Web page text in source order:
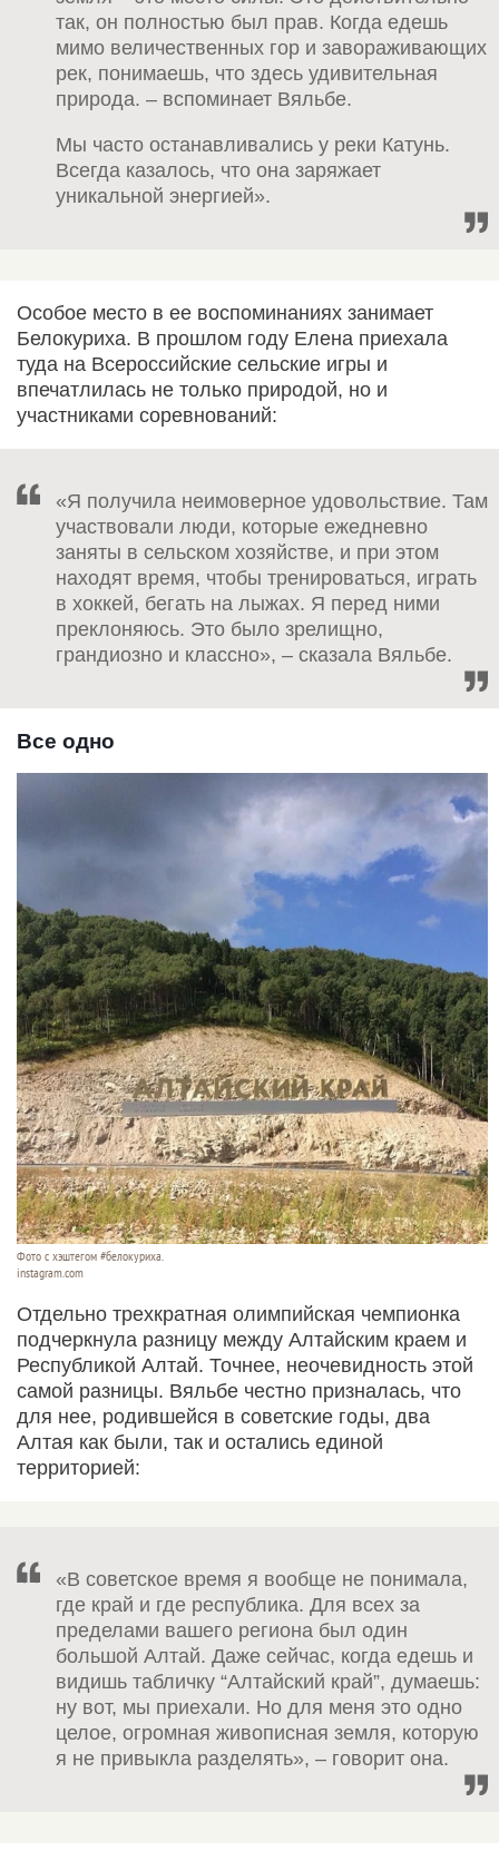
так, он полностью был прав. Когда едешь
мимо величественных гор и завораживающих
рек, понимаешь, что здесь удивительная
природа. – вспоминает Вяльбе.
Мы часто останавливались у реки Катунь.
Всегда казалось, что она заряжает
уникальной энергией».
Особое место в ее воспоминаниях занимает
Белокуриха. В прошлом году Елена приехала
туда на Всероссийские сельские игры и
впечатлилась не только природой, но и
участниками соревнований:
«Я получила неимоверное удовольствие. Там
участвовали люди, которые ежедневно
заняты в сельском хозяйстве, и при этом
находят время, чтобы тренироваться, играть
в хоккей, бегать на лыжах. Я перед ними
преклоняюсь. Это было зрелищно,
грандиозно и классно», – сказала Вяльбе.
Все одно
Фото с хэштегом #белокуриха.
instagram.com
Отдельно трехкратная олимпийская чемпионка
подчеркнула разницу между Алтайским краем и
Республикой Алтай. Точнее, неочевидность этой
самой разницы. Вяльбе честно призналась, что
для нее, родившейся в советские годы, два
Алтая как были, так и остались единой
территорией:
«В советское время я вообще не понимала,
где край и где республика. Для всех за
пределами вашего региона был один
большой Алтай. Даже сейчас, когда едешь и
видишь табличку “Алтайский край”, думаешь:
ну вот, мы приехали. Но для меня это одно
целое, огромная живописная земля, которую
я не привыкла разделять», – говорит она.